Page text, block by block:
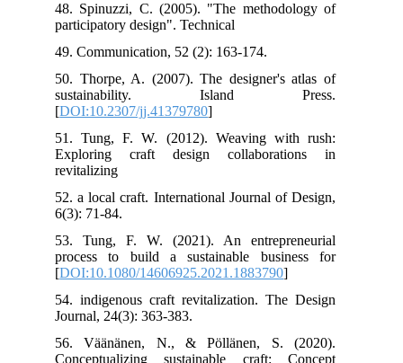
48. Spinuzzi, C. (2005). "The methodology of
participatory design". Technical
49. Communication, 52 (2): 163-174.
50. Thorpe, A. (2007). The designer's atlas of
sustainability. Island Press.
[DOI:10.2307/jj.41379780
51. Tung, F. W. (2012). Weaving with rush:
Exploring craft design collaborations in
revitalizing
52. a local craft. International Journal of Design,
6(3): 71-84.
53. Tung, F. W. (2021). An entrepreneurial
process to build a sustainable business for
[DOI:10.1080/14606925.2021.1883790
54. indigenous craft revitalization. The Design
Journal, 24(3): 363-383.
56. Väänänen, N., & Pöllänen, S. (2020).
Conceptualizing sustainable craft: Concept